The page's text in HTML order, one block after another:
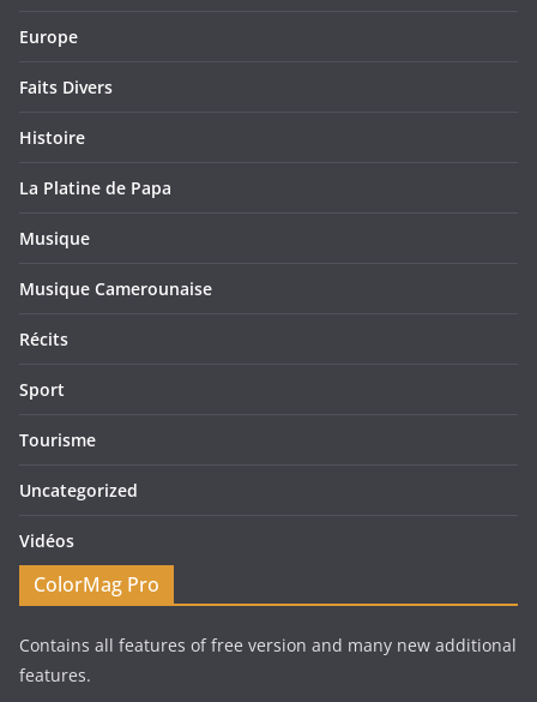
Europe
Faits Divers
Histoire
La Platine de Papa
Musique
Musique Camerounaise
Récits
Sport
Tourisme
Uncategorized
Vidéos
ColorMag Pro
Contains all features of free version and many new additional
features.